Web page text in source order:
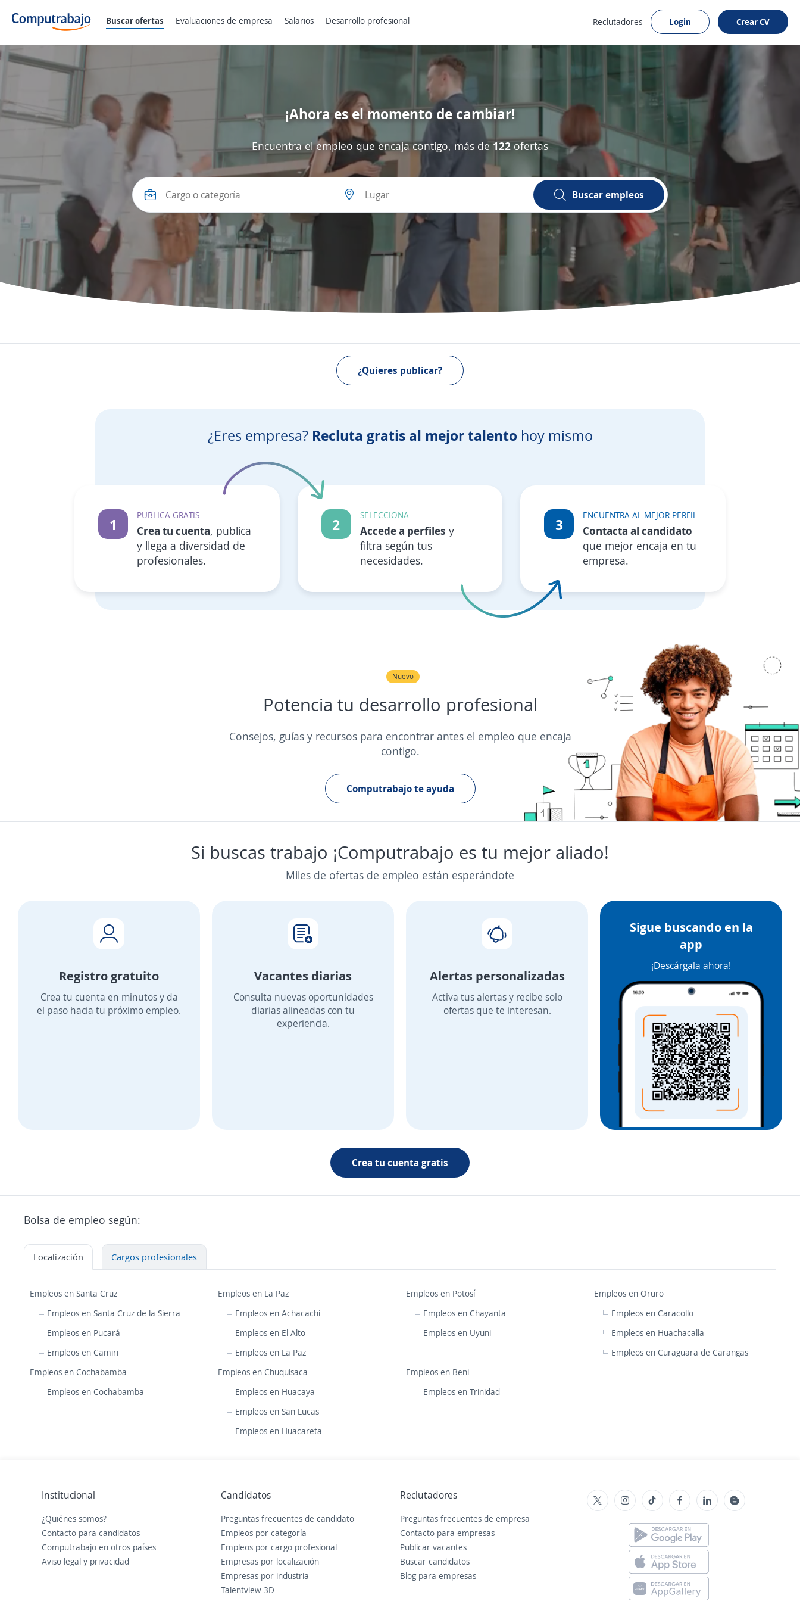
Buscar ofertas Evaluaciones de empresa Salarios Desarrollo profesional Reclutadores Login Crear CV
¡Ahora es el momento de cambiar!
Encuentra el empleo que encaja contigo, más de 122 ofertas
Buscar empleos
¿Quieres publicar?
¿Eres empresa? Recluta gratis al mejor talento hoy mismo
1 PUBLICA GRATIS
Crea tu cuenta, publica
y llega a diversidad de
profesionales.
2 SELECCIONA
Accede a perfiles y
filtra según tus
necesidades.
3 ENCUENTRA AL MEJOR PERFIL
Contacta al candidato
que mejor encaja en tu
empresa.
Nuevo
Potencia tu desarrollo profesional
Consejos, guías y recursos para encontrar antes el empleo que encaja
contigo.
Computrabajo te ayuda
Si buscas trabajo ¡Computrabajo es tu mejor aliado!
Miles de ofertas de empleo están esperándote
Registro gratuito
Crea tu cuenta en minutos y da
el paso hacia tu próximo empleo.
Vacantes diarias
Consulta nuevas oportunidades
diarias alineadas con tu
experiencia.
Alertas personalizadas
Activa tus alertas y recibe solo
ofertas que te interesan.
Sigue buscando en la
app
¡Descárgala ahora!
Crea tu cuenta gratis
Bolsa de empleo según:
Localización Cargos profesionales
Empleos en Santa Cruz
Empleos en Santa Cruz de la Sierra
Empleos en Pucará
Empleos en Camiri
Empleos en La Paz
Empleos en Achacachi
Empleos en El Alto
Empleos en La Paz
Empleos en Potosí
Empleos en Chayanta
Empleos en Uyuni
Empleos en Oruro
Empleos en Caracollo
Empleos en Huachacalla
Empleos en Curaguara de Carangas
Empleos en Cochabamba
Empleos en Cochabamba
Empleos en Chuquisaca
Empleos en Huacaya
Empleos en San Lucas
Empleos en Huacareta
Empleos en Beni
Empleos en Trinidad
Institucional
¿Quiénes somos?
Contacto para candidatos
Computrabajo en otros países
Aviso legal y privacidad
Candidatos
Preguntas frecuentes de candidato
Empleos por categoría
Empleos por cargo profesional
Empresas por localización
Empresas por industria
Talentview 3D
Reclutadores
Preguntas frecuentes de empresa
Contacto para empresas
Publicar vacantes
Buscar candidatos
Blog para empresas